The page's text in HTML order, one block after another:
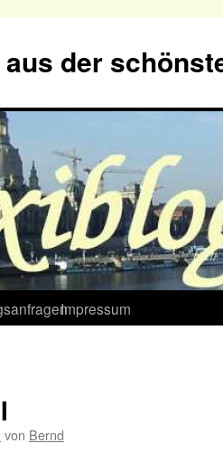
der
Impressum
von Bernd